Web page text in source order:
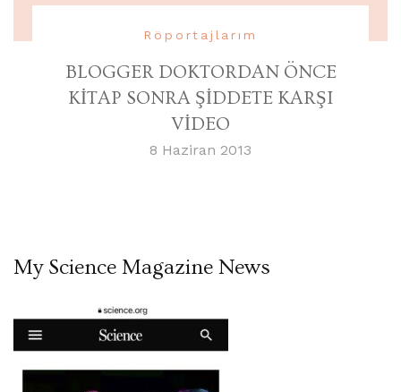
Röportajlarım
BLOGGER DOKTORDAN ÖNCE
KİTAP SONRA ŞİDDETE KARŞI
VİDEO
8 Haziran 2013
My Science Magazine News